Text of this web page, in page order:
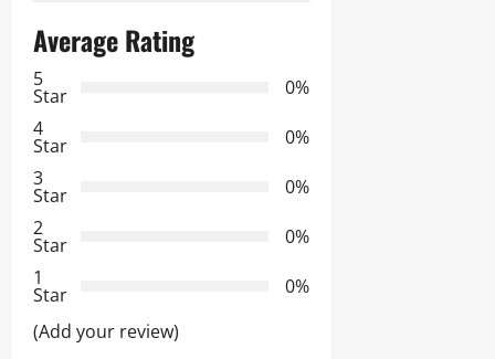
a
i
ó
n
d
e
Average Rating
5
Star
0%
4
Star
0%
3
Star
0%
2
Star
0%
1
Star
0%
(Add your review)